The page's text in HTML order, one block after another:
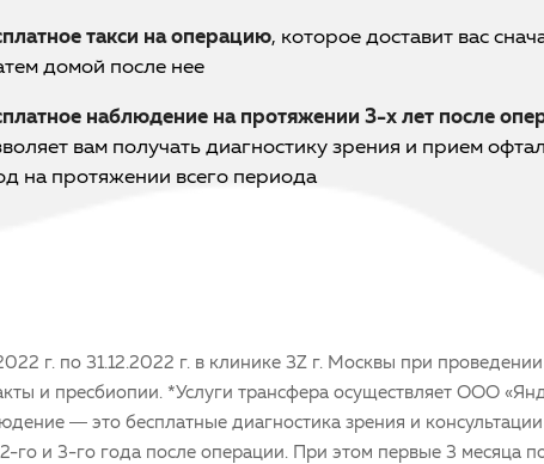
такси на операцию, которое доставит вас
домой после нее
наблюдение на протяжении 3-х лет после
вам получать диагностику зрения и прием
на протяжении всего периода
г. по 31.12.2022 г. в клинике 3Z г. Москвы при проведении
и пресбиопии. *Услуги трансфера осуществляет ООО
— это бесплатные диагностика зрения и
го и 3-го года после операции. При этом первые 3 месяца